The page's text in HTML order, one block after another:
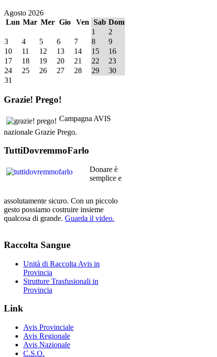
Agosto 2026
Lun Mar Mer Gio Ven Sab Dom
1
2
3
4 5 6 7 8
9
10
11 12 13 14 15
16
17
18 19 20 21 22
23
24
25 26 27 28 29
30
31
Grazie! Prego!
Campagna AVIS
nazionale Grazie Prego.
TuttiDovremmoFarlo
Donare è
semplice e
assolutamente sicuro. Con un piccolo
gesto possiamo costruire insieme
qualcosa di grande. Guarda il video.
Raccolta Sangue
Unità di Raccolta Avis in
Provincia
Strutture Trasfusionali in
Provincia
Link
Avis Provinciale
Avis Regionale
Avis Nazionale
C.S.O.